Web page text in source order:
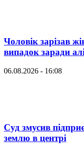
Чоловік зарізав
випадок заради
06.08.2026 - 16:08
Суд змусив
землю в центрі